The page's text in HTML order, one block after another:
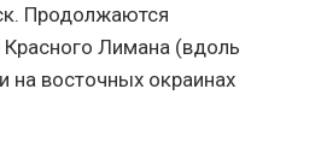
Продолжаются
Лимана (вдоль
на восточных окраинах